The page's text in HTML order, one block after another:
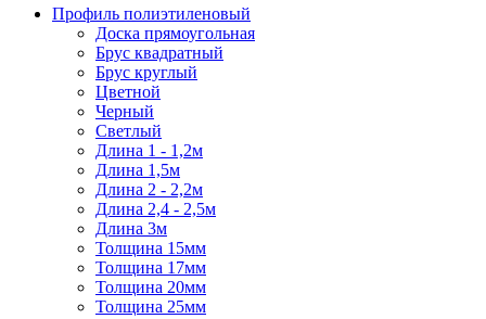
Профиль полиэтиленовый
Доска прямоугольная
Брус квадратный
Брус круглый
Цветной
Черный
Светлый
Длина 1 - 1,2м
Длина 1,5м
Длина 2 - 2,2м
Длина 2,4 - 2,5м
Длина 3м
Толщина 15мм
Толщина 17мм
Толщина 20мм
Толщина 25мм